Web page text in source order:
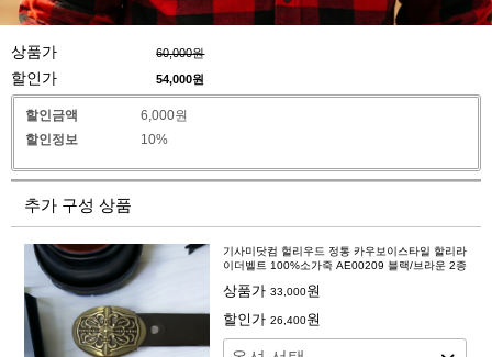
상품가 60,000원
할인가 54,000원
할인금액
6,000원
할인정보
10%
추가 구성 상품
기사미닷컴 헐리우드 정통 카우보이스타일 할리라
이더벨트 100%소가죽 AE00209 블랙/브라운 2종
상품가 33,000원
할인가 26,400원